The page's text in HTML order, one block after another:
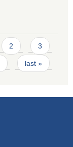
2 3
last »